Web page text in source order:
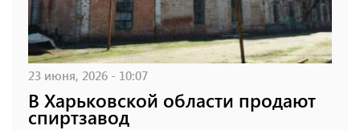
23 июня, 2026 - 10:07
В Харьковской области продают
спиртзавод